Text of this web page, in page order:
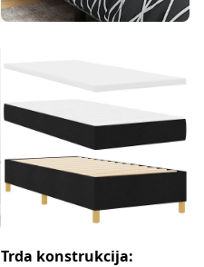
Trda konstrukcija: